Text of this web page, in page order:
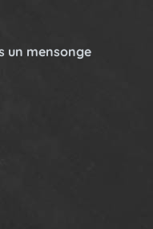
un mensonge